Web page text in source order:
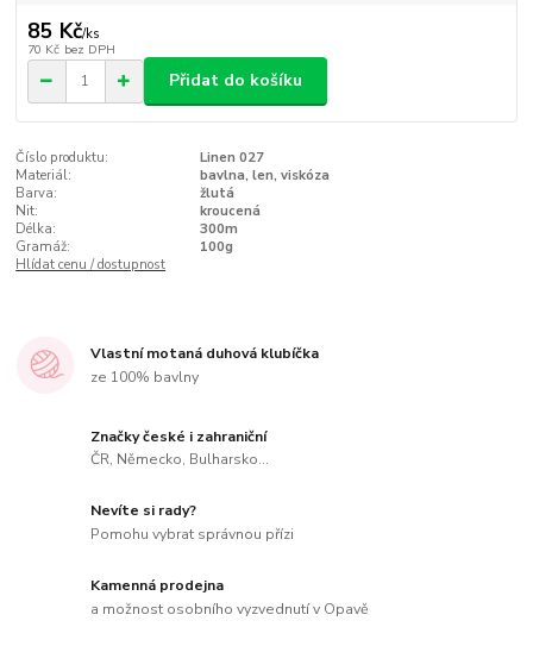
85 Kč/ks
70 Kč bez DPH
Přidat do košíku
Číslo produktu:
Linen 027
Materiál:
bavlna, len, viskóza
Barva:
žlutá
Nit:
kroucená
Délka:
300m
Gramáž:
100g
Hlídat cenu / dostupnost
Vlastní motaná duhová klubíčka
ze 100% bavlny
Značky české i zahraniční
ČR, Německo, Bulharsko...
Nevíte si rady?
Pomohu vybrat správnou přízi
Kamenná prodejna
a možnost osobního vyzvednutí v Opavě